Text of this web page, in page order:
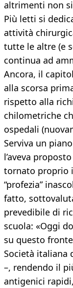
altrimenti non
Più letti si
attività
tutte le altre (e
continua ad
Ancora, il
alla scorsa
rispetto alla
chilometriche
ospedali
Serviva un
l’aveva
tornato proprio
“profezia”
fatto,
prevedibile di
scuola: «Oggi
su questo
Società italiana
–, rendendo il
antigenici